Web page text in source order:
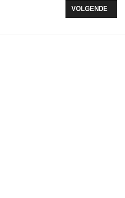
GOED INTERNET VOOR
VOLGENDE
VOLGENDE